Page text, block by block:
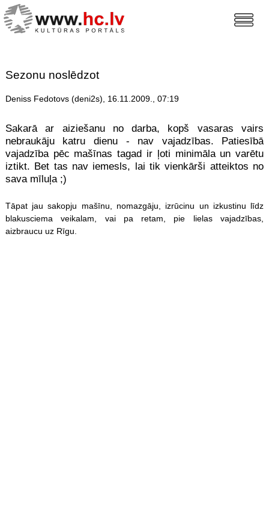
Sezonu noslēdzot
Deniss Fedotovs (deni2s), 16.11.2009., 07:19
Sakarā ar aiziešanu no darba, kopš vasaras vairs
nebraukāju katru dienu - nav vajadzības. Patiesībā
vajadzība pēc mašīnas tagad ir ļoti minimāla un varētu
iztikt. Bet tas nav iemesls, lai tik vienkārši atteiktos no
sava mīluļa ;)
Tāpat jau sakopju mašīnu, nomazgāju, izrūcinu un izkustinu līdz
blakusciema veikalam, vai pa retam, pie lielas vajadzības,
aizbraucu uz Rīgu.